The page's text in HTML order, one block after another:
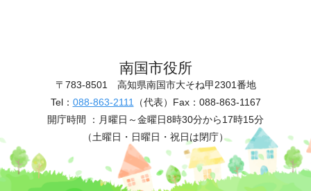
南国市役所
〒783-8501 高知県南国市大そね甲2301番地
Tel： 088-863-2111 （代表） Fax：088-863-1167
開庁時間 ： 月曜日～金曜日8時30分から17時15分
（土曜日・日曜日・祝日は閉庁）